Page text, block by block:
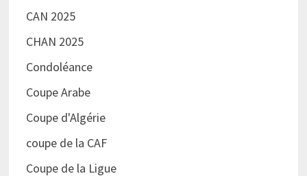
CAN 2025
CHAN 2025
Condoléance
Coupe Arabe
Coupe d'Algérie
coupe de la CAF
Coupe de la Ligue